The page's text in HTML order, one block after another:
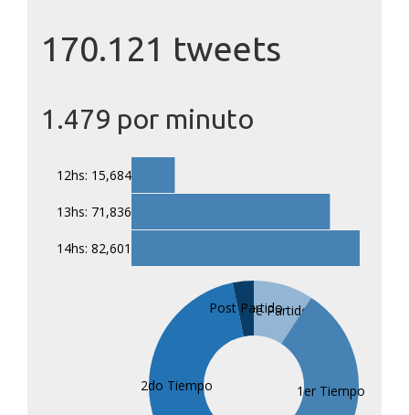
170.121 tweets
1.479 por minuto
12hs: 15,684
13hs: 71,836
14hs: 82,601
Pre Partido
1er Tiempo
2do Tiempo
Post Partido